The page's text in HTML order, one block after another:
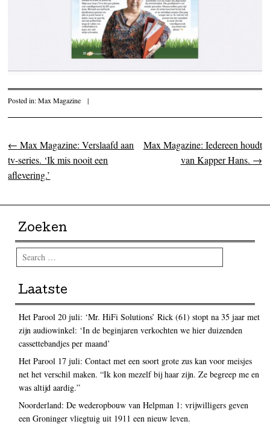
Posted in:Max Magazine |
Post navigation
← Max Magazine: Verslaafd aan
tv-series. ‘Ik mis nooit een
aflevering.’
Max Magazine: Iedereen houdt
van Kapper Hans. →
Zoeken
Search
Laatste
Het Parool 20 juli: ‘Mr. HiFi Solutions’ Rick (61) stopt na 35 jaar met
zijn audiowinkel: ‘In de beginjaren verkochten we hier duizenden
cassettebandjes per maand’
Het Parool 17 juli: Contact met een soort grote zus kan voor meisjes
net het verschil maken. “Ik kon mezelf bij haar zijn. Ze begreep me en
was altijd aardig.”
Noorderland: De wederopbouw van Helpman 1: vrijwilligers geven
een Groninger vliegtuig uit 1911 een nieuw leven.